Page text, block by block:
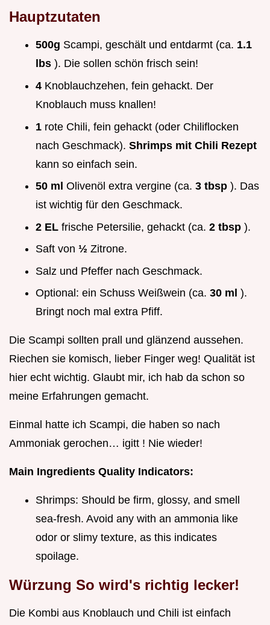
Hauptzutaten
500g Scampi, geschält und entdarmt (ca. 1.1
lbs ). Die sollen schön frisch sein!
4 Knoblauchzehen, fein gehackt. Der
Knoblauch muss knallen!
1 rote Chili, fein gehackt (oder Chiliflocken
nach Geschmack). Shrimps mit Chili Rezept
kann so einfach sein.
50 ml Olivenöl extra vergine (ca. 3 tbsp ). Das
ist wichtig für den Geschmack.
2 EL frische Petersilie, gehackt (ca. 2 tbsp ).
Saft von ½ Zitrone.
Salz und Pfeffer nach Geschmack.
Optional: ein Schuss Weißwein (ca. 30 ml ).
Bringt noch mal extra Pfiff.
Die Scampi sollten prall und glänzend aussehen.
Riechen sie komisch, lieber Finger weg! Qualität ist
hier echt wichtig. Glaubt mir, ich hab da schon so
meine Erfahrungen gemacht.
Einmal hatte ich Scampi, die haben so nach
Ammoniak gerochen… igitt ! Nie wieder!
Main Ingredients Quality Indicators:
Shrimps: Should be firm, glossy, and smell
sea-fresh. Avoid any with an ammonia like
odor or slimy texture, as this indicates
spoilage.
Würzung So wird's richtig lecker!
Die Kombi aus Knoblauch und Chili ist einfach